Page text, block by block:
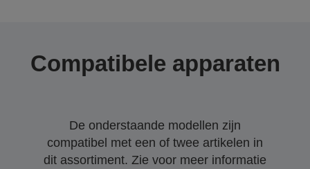
Compatibele apparaten
De onderstaande modellen zijn
compatibel met een of twee artikelen in
dit assortiment. Zie voor meer informatie